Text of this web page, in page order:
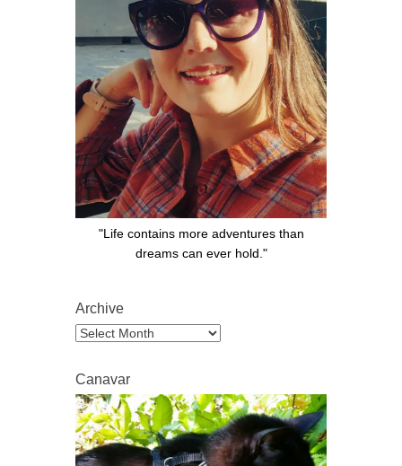
"Life contains more adventures than
dreams can ever hold."
Archive
Archive
Canavar